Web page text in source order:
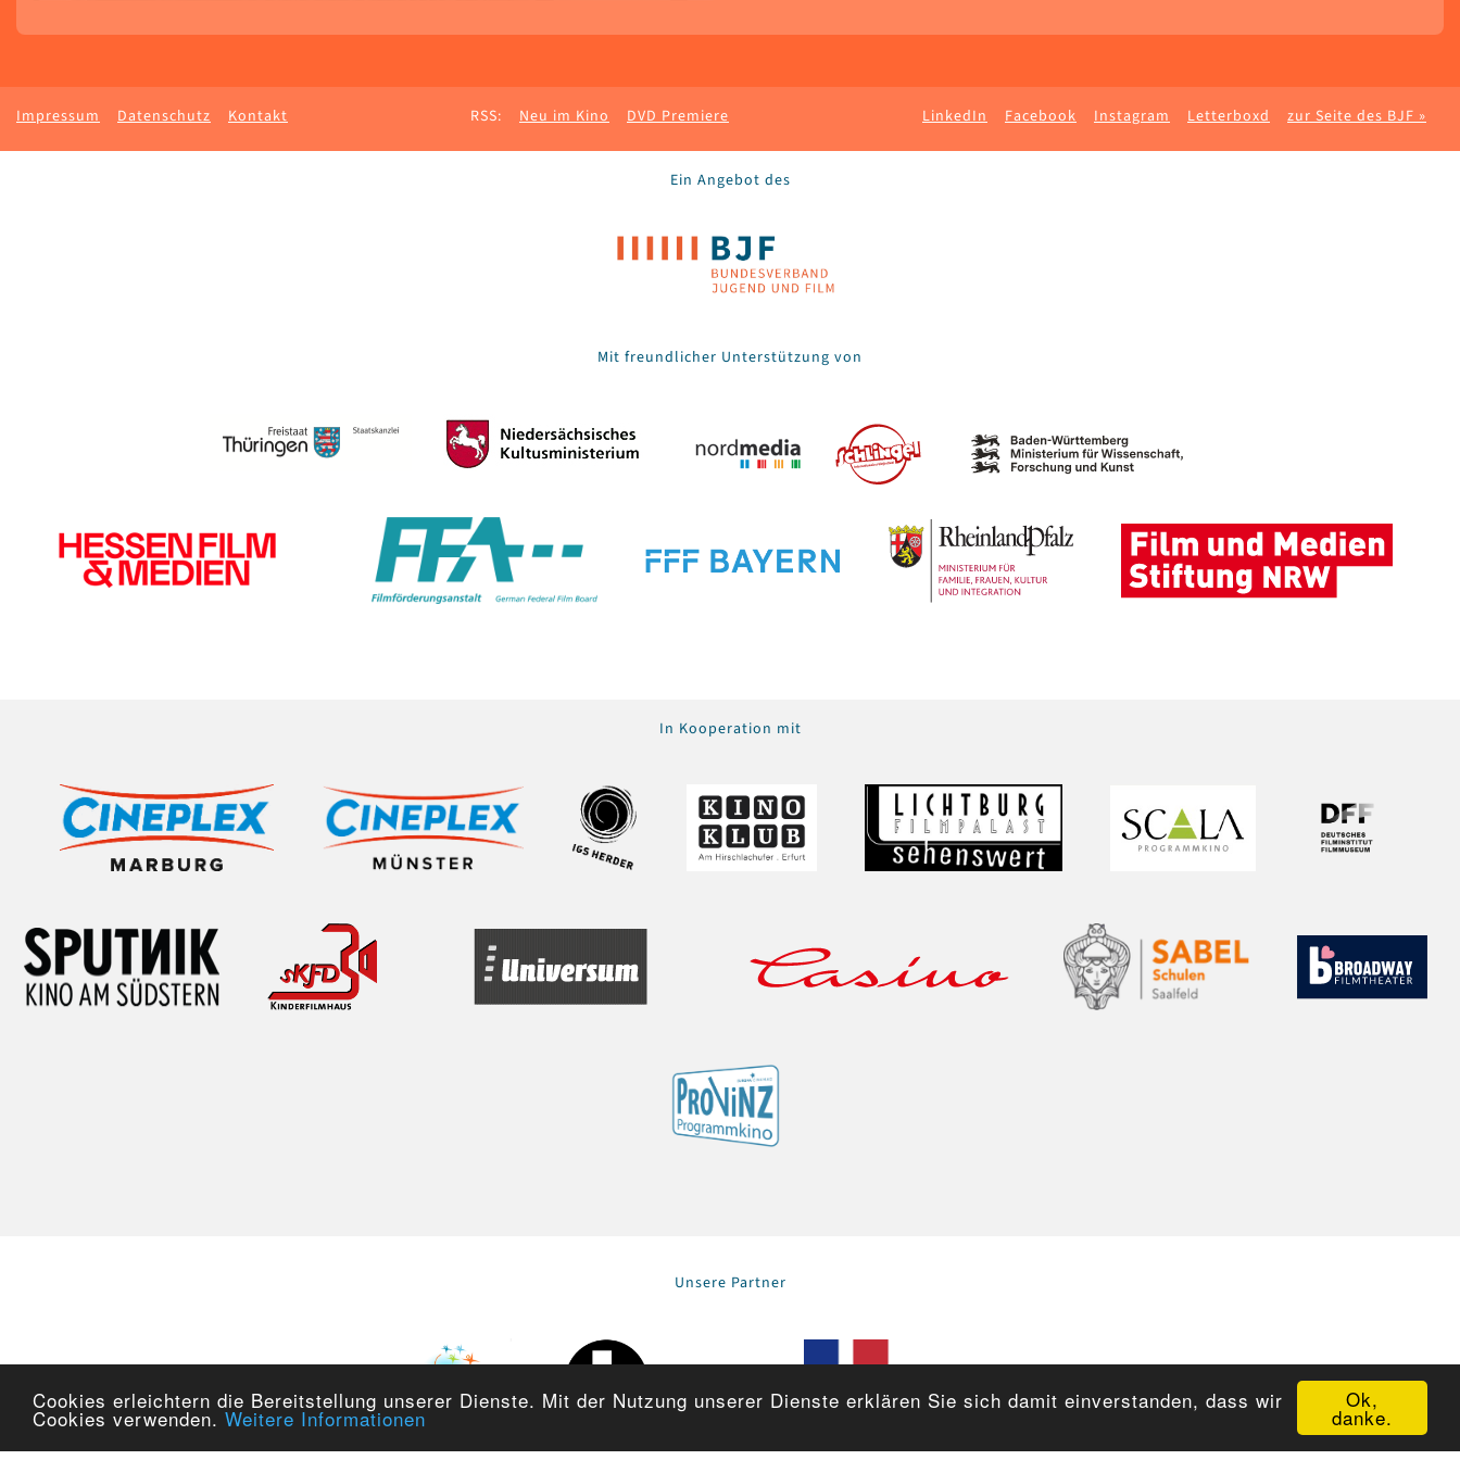
Ok,
danke.
Cookies erleichtern die Bereitstellung unserer Dienste. Mit der Nutzung unserer Dienste erklären Sie sich damit einverstanden, dass wir
Cookies verwenden. Weitere Informationen
Impressum Datenschutz Kontakt RSS: Neu im Kino DVD Premiere LinkedIn Facebook Instagram Letterboxd zur Seite des BJF »
Ein Angebot des
Mit freundlicher Unterstützung von
In Kooperation mit
Unsere Partner